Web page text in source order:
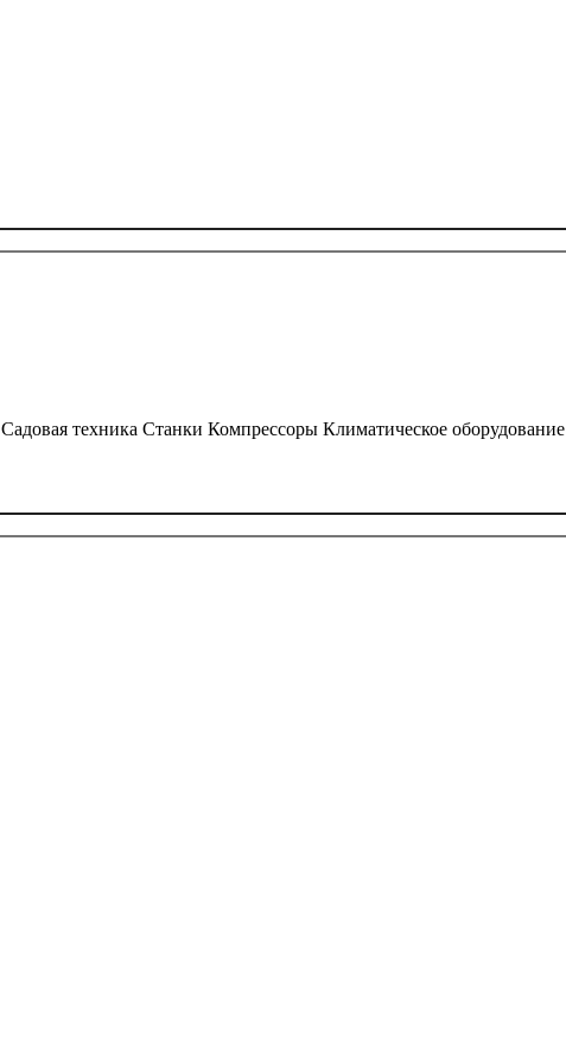
Садовая техника Станки Компрессоры Климатическое оборудование